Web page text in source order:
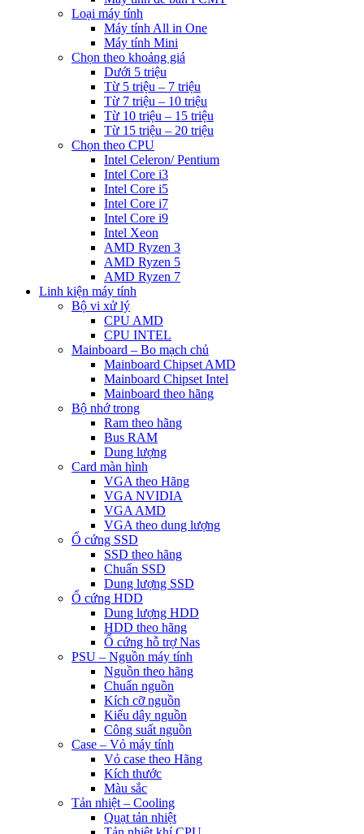
Loại máy tính
Máy tính All in One
Máy tính Mini
Chọn theo khoảng giá
Dưới 5 triệu
Từ 5 triệu – 7 triệu
Từ 7 triệu – 10 triệu
Từ 10 triệu – 15 triệu
Từ 15 triệu – 20 triệu
Chọn theo CPU
Intel Celeron/ Pentium
Intel Core i3
Intel Core i5
Intel Core i7
Intel Core i9
Intel Xeon
AMD Ryzen 3
AMD Ryzen 5
AMD Ryzen 7
Linh kiện máy tính
Bộ vi xử lý
CPU AMD
CPU INTEL
Mainboard – Bo mạch chủ
Mainboard Chipset AMD
Mainboard Chipset Intel
Mainboard theo hãng
Bộ nhớ trong
Ram theo hãng
Bus RAM
Dung lượng
Card màn hình
VGA theo Hãng
VGA NVIDIA
VGA AMD
VGA theo dung lượng
Ổ cứng SSD
SSD theo hãng
Chuẩn SSD
Dung lượng SSD
Ổ cứng HDD
Dung lượng HDD
HDD theo hãng
Ổ cứng hỗ trợ Nas
PSU – Nguồn máy tính
Nguồn theo hãng
Chuẩn nguồn
Kích cỡ nguồn
Kiểu dây nguồn
Công suất nguồn
Case – Vỏ máy tính
Vỏ case theo Hãng
Kích thước
Màu sắc
Tản nhiệt – Cooling
Quạt tản nhiệt